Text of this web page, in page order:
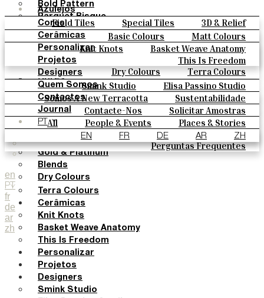
Azulejos
Field Tiles Special Tiles
3D & Relief
Hand Painted
Bold Pattern
Parquet Bisque
Natural Cotto
Smink Studio
Elisa Passino
Paulo Vale
Cores
Basic Colours
Matt Colours
Oxide Explosions
Special Firing
Vintage Metallics
Gold & Platinum
Blends
Dry Colours
Terra Colours
Cerâmicas
Knit Knots
Basket Weave Anatomy
This Is Freedom
Personalizar
Projetos
Designers
Smink Studio
Elisa Passino Studio
Paulo Vale
Quem Somos
Somos A New Terracotta
Sustentabilidade
O Estúdio
Contactos
Contacte-Nos
Solicitar Amostras
Como Comprar
Catálogos E Especificações Técnicas
Perguntas Frequentes
Journal
All People & Events
Places & Stories
Materiais & Sustainability
Inspiration & Culture
PT
EN FR DE AR ZH
en
PT
fr
de
ar
zh
Bold Pattern
Parquet Bisque
Natural Cotto
Smink Studio
Elisa Passino
Paulo Vale
Cores
Basic Colours
Matt Colours
Oxide Explosions
Special Firing
Vintage Metallics
Gold & Platinum
Blends
Dry Colours
Terra Colours
Cerâmicas
Knit Knots
Basket Weave Anatomy
This Is Freedom
Personalizar
Projetos
Designers
Smink Studio